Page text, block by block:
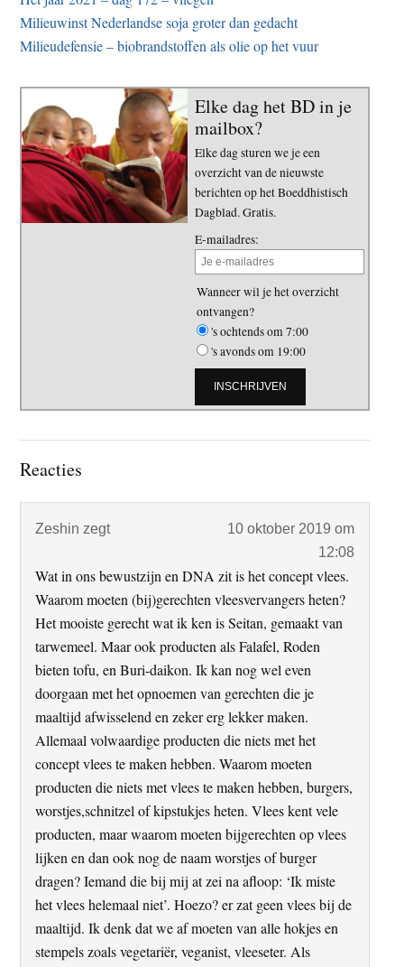
Milieuwinst Nederlandse soja groter dan gedacht
Milieudefensie – biobrandstoffen als olie op het vuur
Elke dag het BD in je
mailbox?
Elke dag sturen we je een
overzicht van de nieuwste
berichten op het Boeddhistisch
Dagblad. Gratis.
E-mailadres:
Wanneer wil je het overzicht
ontvangen?
's ochtends om 7:00
's avonds om 19:00
Lees
Reacties
Zeshin zegt
10 oktober 2019 om
12:08
Wat in ons bewustzijn en DNA zit is het concept vlees.
Waarom moeten (bij)gerechten vleesvervangers heten?
Het mooiste gerecht wat ik ken is Seitan, gemaakt van
tarwemeel. Maar ook producten als Falafel, Roden
bieten tofu, en Buri-daikon. Ik kan nog wel even
doorgaan met het opnoemen van gerechten die je
maaltijd afwisselend en zeker erg lekker maken.
Allemaal volwaardige producten die niets met het
concept vlees te maken hebben. Waarom moeten
producten die niets met vlees te maken hebben, burgers,
worstjes,schnitzel of kipstukjes heten. Vlees kent vele
producten, maar waarom moeten bijgerechten op vlees
lijken en dan ook nog de naam worstjes of burger
dragen? Iemand die bij mij at zei na afloop: ‘Ik miste
het vlees helemaal niet’. Hoezo? er zat geen vlees bij de
maaltijd. Ik denk dat we af moeten van alle hokjes en
stempels zoals vegetariër, veganist, vleeseter. Als